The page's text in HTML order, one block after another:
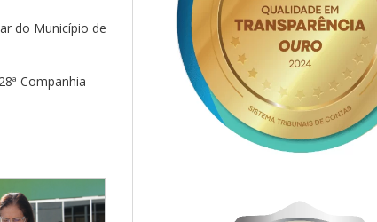
do Município de
Companhia